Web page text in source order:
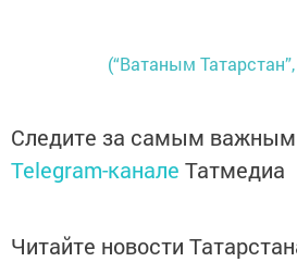
(“Ватаным
Следите за самым
Telegram-канале Татмедиа
Читайте новости